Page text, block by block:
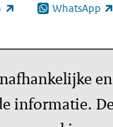
WhatsApp
(externe link)
en
informatie.